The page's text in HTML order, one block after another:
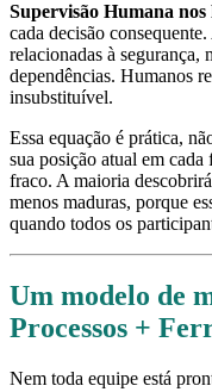
Supervisão Humana nos
cada decisão
relacionadas à segurança,
dependências. Humanos
insubstituível.
Essa equação é prática,
sua posição atual em
fraco. A maioria
menos maduras, porque
quando todos os
Um modelo de
Processos +
Nem toda equipe está